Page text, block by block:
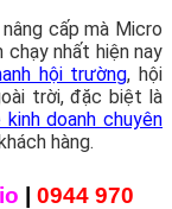
cấp mà Micro
chạy nhất hiện nay
hội trường, hội
trời, đặc biệt là
kinh doanh chuyên
hàng.
| 0944 970